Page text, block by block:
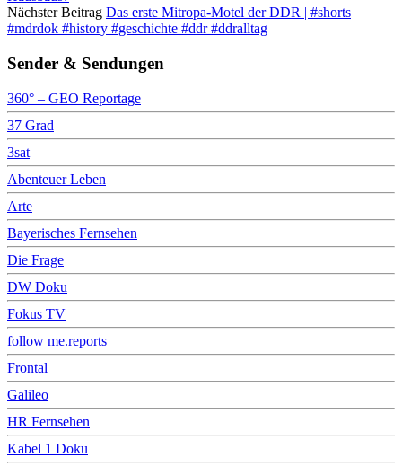
Nächster Beitrag Das erste Mitropa-Motel der DDR | #shorts
#mdrdok #history #geschichte #ddr #ddralltag
Sender & Sendungen
360° – GEO Reportage
37 Grad
3sat
Abenteuer Leben
Arte
Bayerisches Fernsehen
Die Frage
DW Doku
Fokus TV
follow me.reports
Frontal
Galileo
HR Fernsehen
Kabel 1 Doku